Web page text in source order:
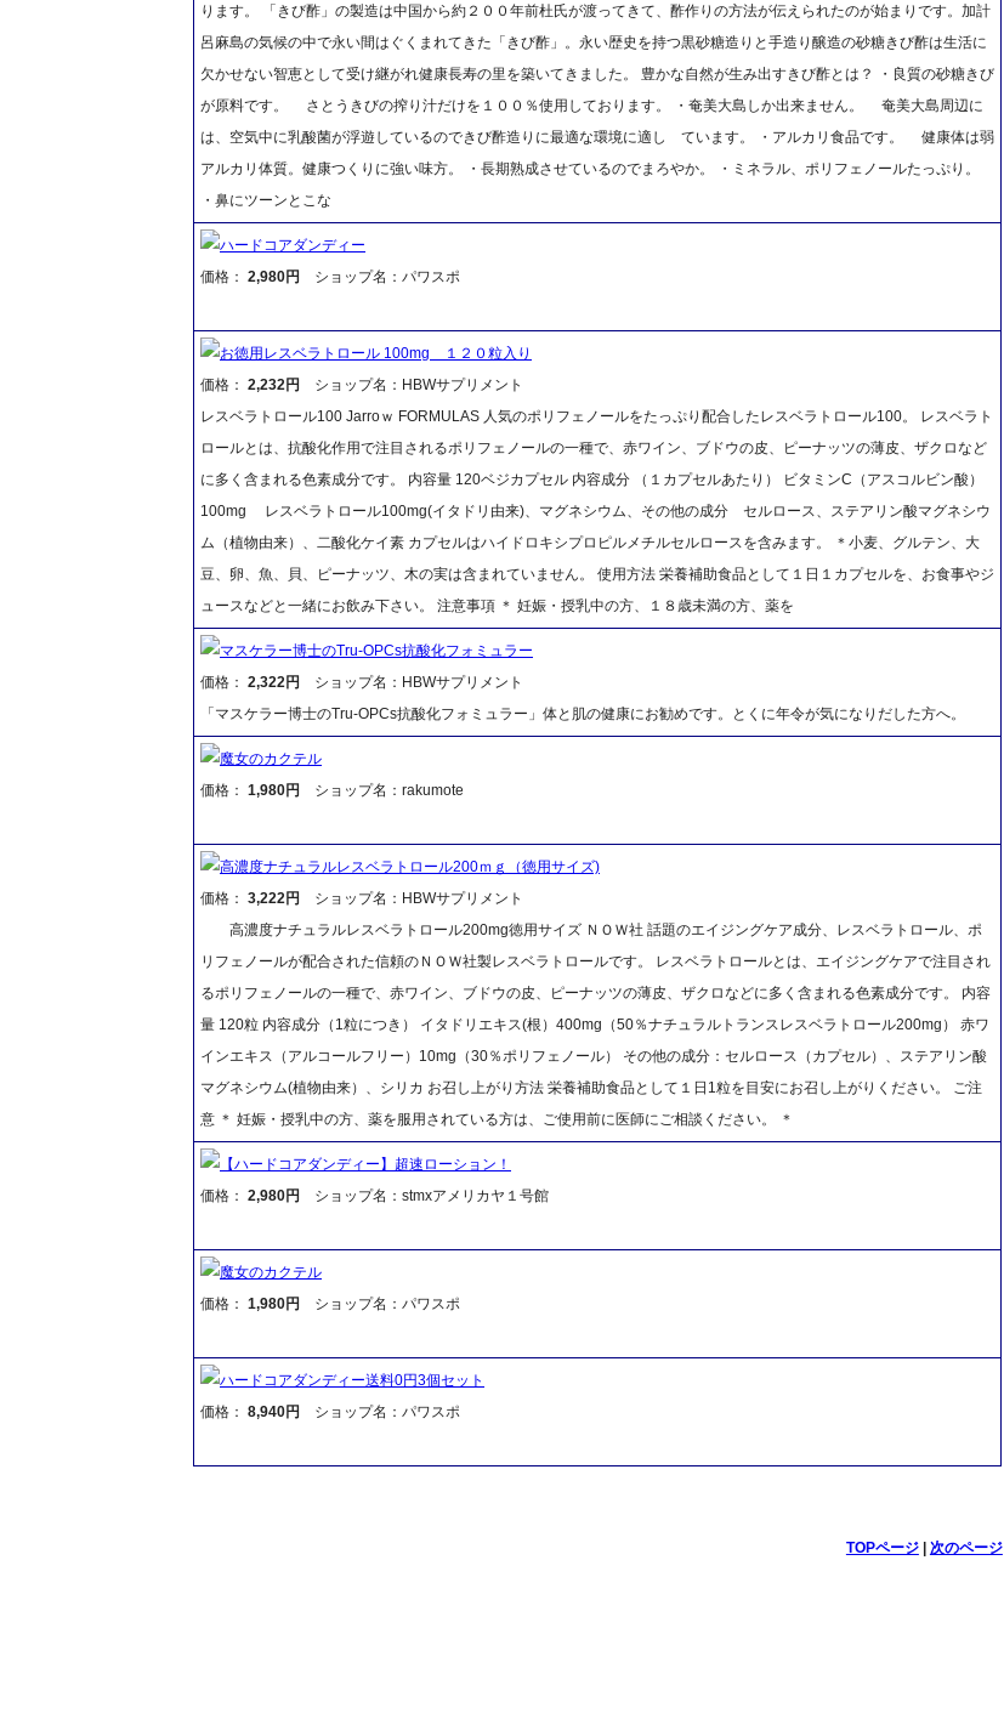
ります。 「きび酢」の製造は中国から約２００年前杜氏が渡ってきて、酢作りの方法が伝えられたのが始まりです。加計
呂麻島の気候の中で永い間はぐくまれてきた「きび酢」。永い歴史を持つ黒砂糖造りと手造り醸造の砂糖きび酢は生活に
欠かせない智恵として受け継がれ健康長寿の里を築いてきました。 豊かな自然が生み出すきび酢とは？ ・良質の砂糖きび
が原料です。 さとうきびの搾り汁だけを１００％使用しております。 ・奄美大島しか出来ません。 奄美大島周辺に
は、空気中に乳酸菌が浮遊しているのできび酢造りに最適な環境に適し ています。 ・アルカリ食品です。 健康体は弱
アルカリ体質。健康つくりに強い味方。 ・長期熟成させているのでまろやか。 ・ミネラル、ポリフェノールたっぷり。
・鼻にツーンとこな
ハードコアダンディー
価格： 2,980円 ショップ名：パワスポ
お徳用レスベラトロール 100mg １２０粒入り
価格： 2,232円
ショップ名：HBWサプリメント
レスベラトロール100 Jarroｗ FORMULAS 人気のポリフェノールをたっぷり配合したレスベラトロール100。 レスベラト
ロールとは、抗酸化作用で注目されるポリフェノールの一種で、赤ワイン、ブドウの皮、ピーナッツの薄皮、ザクロなど
に多く含まれる色素成分です。 内容量 120ベジカプセル 内容成分 （１カプセルあたり） ビタミンC（アスコルビン酸）
100mg レスベラトロール100mg(イタドリ由来)、マグネシウム、その他の成分 セルロース、ステアリン酸マグネシウ
ム（植物由来）、二酸化ケイ素 カプセルはハイドロキシプロピルメチルセルロースを含みます。 ＊小麦、グルテン、大
豆、卵、魚、貝、ピーナッツ、木の実は含まれていません。 使用方法 栄養補助食品として１日１カプセルを、お食事やジ
ュースなどと一緒にお飲み下さい。 注意事項 ＊ 妊娠・授乳中の方、１８歳未満の方、薬を
マスケラー博士のTru-OPCs抗酸化フォミュラー
価格： 2,322円
ショップ名：HBWサプリメント
「マスケラー博士のTru-OPCs抗酸化フォミュラー」体と肌の健康にお勧めです。とくに年令が気になりだした方へ。
魔女のカクテル
価格： 1,980円 ショップ名：rakumote
高濃度ナチュラルレスベラトロール200ｍｇ（徳用サイズ)
価格： 3,222円
ショップ名：HBWサプリメント
高濃度ナチュラルレスベラトロール200mg徳用サイズ ＮＯＷ社 話題のエイジングケア成分、レスベラトロール、ポ
リフェノールが配合された信頼のＮＯＷ社製レスベラトロールです。 レスベラトロールとは、エイジングケアで注目され
るポリフェノールの一種で、赤ワイン、ブドウの皮、ピーナッツの薄皮、ザクロなどに多く含まれる色素成分です。 内容
量 120粒 内容成分（1粒につき） イタドリエキス(根）400mg（50％ナチュラルトランスレスベラトロール200mg） 赤ワ
インエキス（アルコールフリー）10mg（30％ポリフェノール） その他の成分：セルロース（カプセル）、ステアリン酸
マグネシウム(植物由来）、シリカ お召し上がり方法 栄養補助食品として１日1粒を目安にお召し上がりください。 ご注
意 ＊ 妊娠・授乳中の方、薬を服用されている方は、ご使用前に医師にご相談ください。 ＊
【ハードコアダンディー】超速ローション！
価格： 2,980円 ショップ名：stmxアメリカヤ１号館
魔女のカクテル
価格： 1,980円 ショップ名：パワスポ
ハードコアダンディー送料0円3個セット
価格： 8,940円 ショップ名：パワスポ
TOPページ| 次のページ